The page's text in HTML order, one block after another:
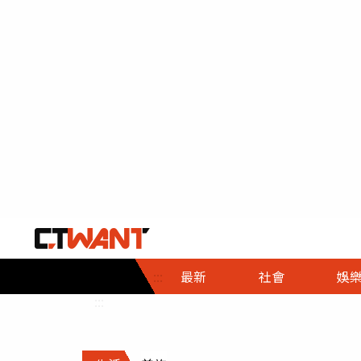
::: 最新 社會
社會首頁
時事
調查
娛樂
娛樂首頁
即時
財經首頁
熱線
政